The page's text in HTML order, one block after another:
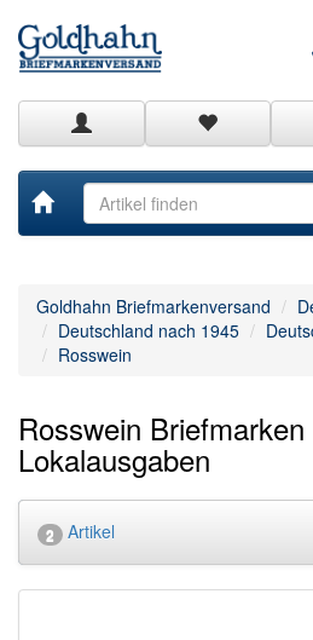
Goldhahn Briefmarkenversand
Deutschland nach 1945
Rosswein
Rosswein
Lokalausgaben
2 Artikel